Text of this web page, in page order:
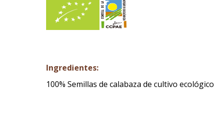
Ingredientes:
100% Semillas de calabaza de cultivo ecológico